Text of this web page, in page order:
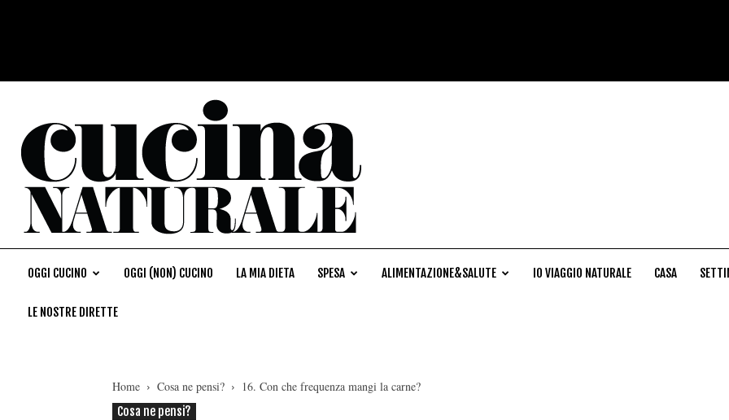
OGGI CUCINO OGGI (NON) CUCINO LA MIA DIETA SPESA ALIMENTAZIONE&SALUTE IO VIAGGIO NATURALE CASA
LE NOSTRE DIRETTE
Home Cosa ne pensi?
16. Con che frequenza mangi la carne?
Cosa ne pensi?